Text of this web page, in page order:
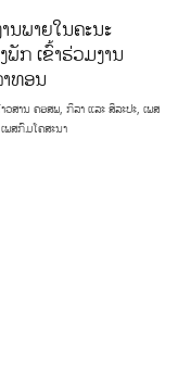
ນພາຍໃນຄະນະ
ກ ເຂົ້າຮ່ວມງານ
ທອນ
ວສານ ຄອສພ,ກິລາ ແລະ ສິລະປະ,ເພສ
ເພສກົມໂຄສະນາ